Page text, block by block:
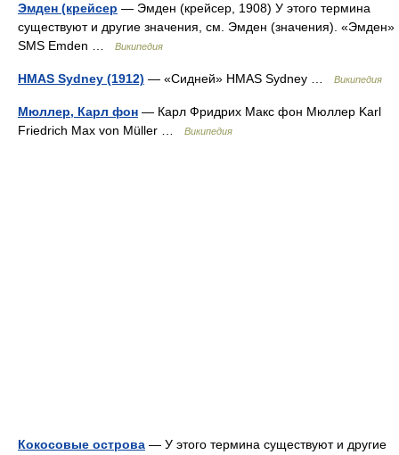
Эмден (крейсер — Эмден (крейсер, 1908) У этого термина
существуют и другие значения, см. Эмден (значения). «Эмден»
SMS Emden …
Википедия
HMAS Sydney (1912) — «Сидней» HMAS Sydney … Википедия
Мюллер, Карл фон — Карл Фридрих Макс фон Мюллер Karl
Friedrich Max von Müller …
Википедия
Кокосовые острова — У этого термина существуют и другие